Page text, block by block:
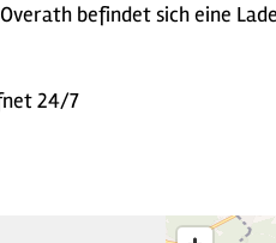
befindet sich eine
24/7